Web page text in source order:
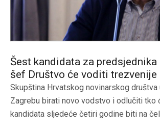
Šest kandidata za predsjednika
šef Društvo će voditi trezvenije
Skupština Hrvatskog novinarskog društva
Zagrebu birati novo vodstvo i odlučiti tko
kandidata sljedeće četiri godine biti na